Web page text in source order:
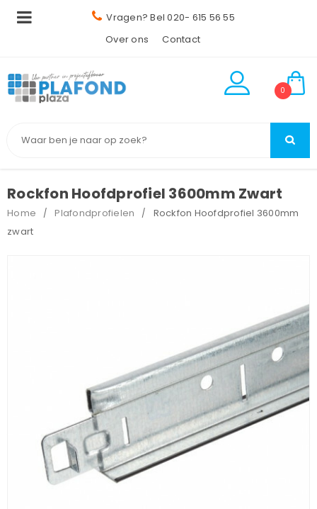
Vragen? Bel 020- 615 56 55
Over ons
Contact
0
Rockfon Hoofdprofiel 3600mm Zwart
Home / Plafondprofielen /
Rockfon Hoofdprofiel 3600mm
zwart